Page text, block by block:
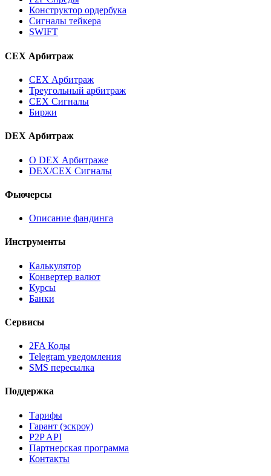
Конструктор ордербука
Сигналы тейкера
SWIFT
CEX Арбитраж
CEX Арбитраж
Треугольный арбитраж
CEX Сигналы
Биржи
DEX Арбитраж
О DEX Арбитраже
DEX/CEX Сигналы
Фьючерсы
Описание фандинга
Инструменты
Калькулятор
Конвертер валют
Курсы
Банки
Сервисы
2FA Коды
Telegram уведомления
SMS пересылка
Поддержка
Тарифы
Гарант (эскроу)
P2P API
Партнерская программа
Контакты